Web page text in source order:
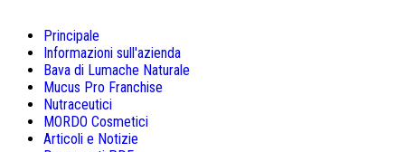
Principale
Informazioni sull'azienda
Bava di Lumache Naturale
Mucus Pro Franchise
Nutraceutici
MORDO Cosmetici
Articoli e Notizie